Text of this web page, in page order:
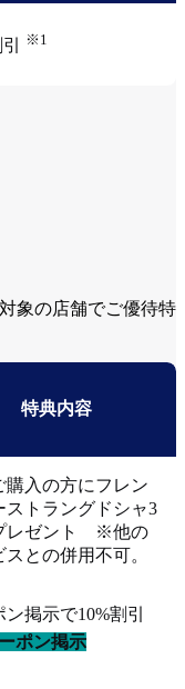
※1
象の店舗でご優待特
特典内容
購入の方にフレン
ストラングドシャ3
レゼント ※他の
スとの併用不可。
ン掲示で10%割引
ポン掲示